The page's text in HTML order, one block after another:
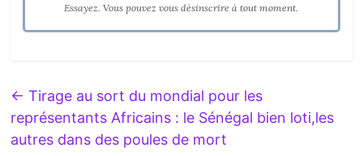
Essayez. Vous pouvez vous désinscrire à tout moment.
← Tirage au sort du mondial pour les
représentants Africains : le Sénégal bien loti,les
autres dans des poules de mort